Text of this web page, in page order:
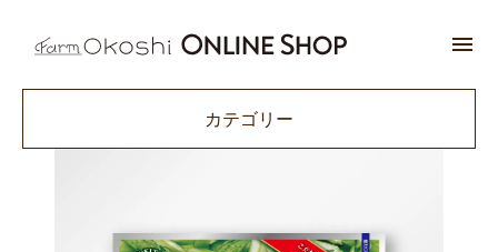
カテゴリー